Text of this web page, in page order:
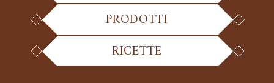
PRODOTTI
RICETTE